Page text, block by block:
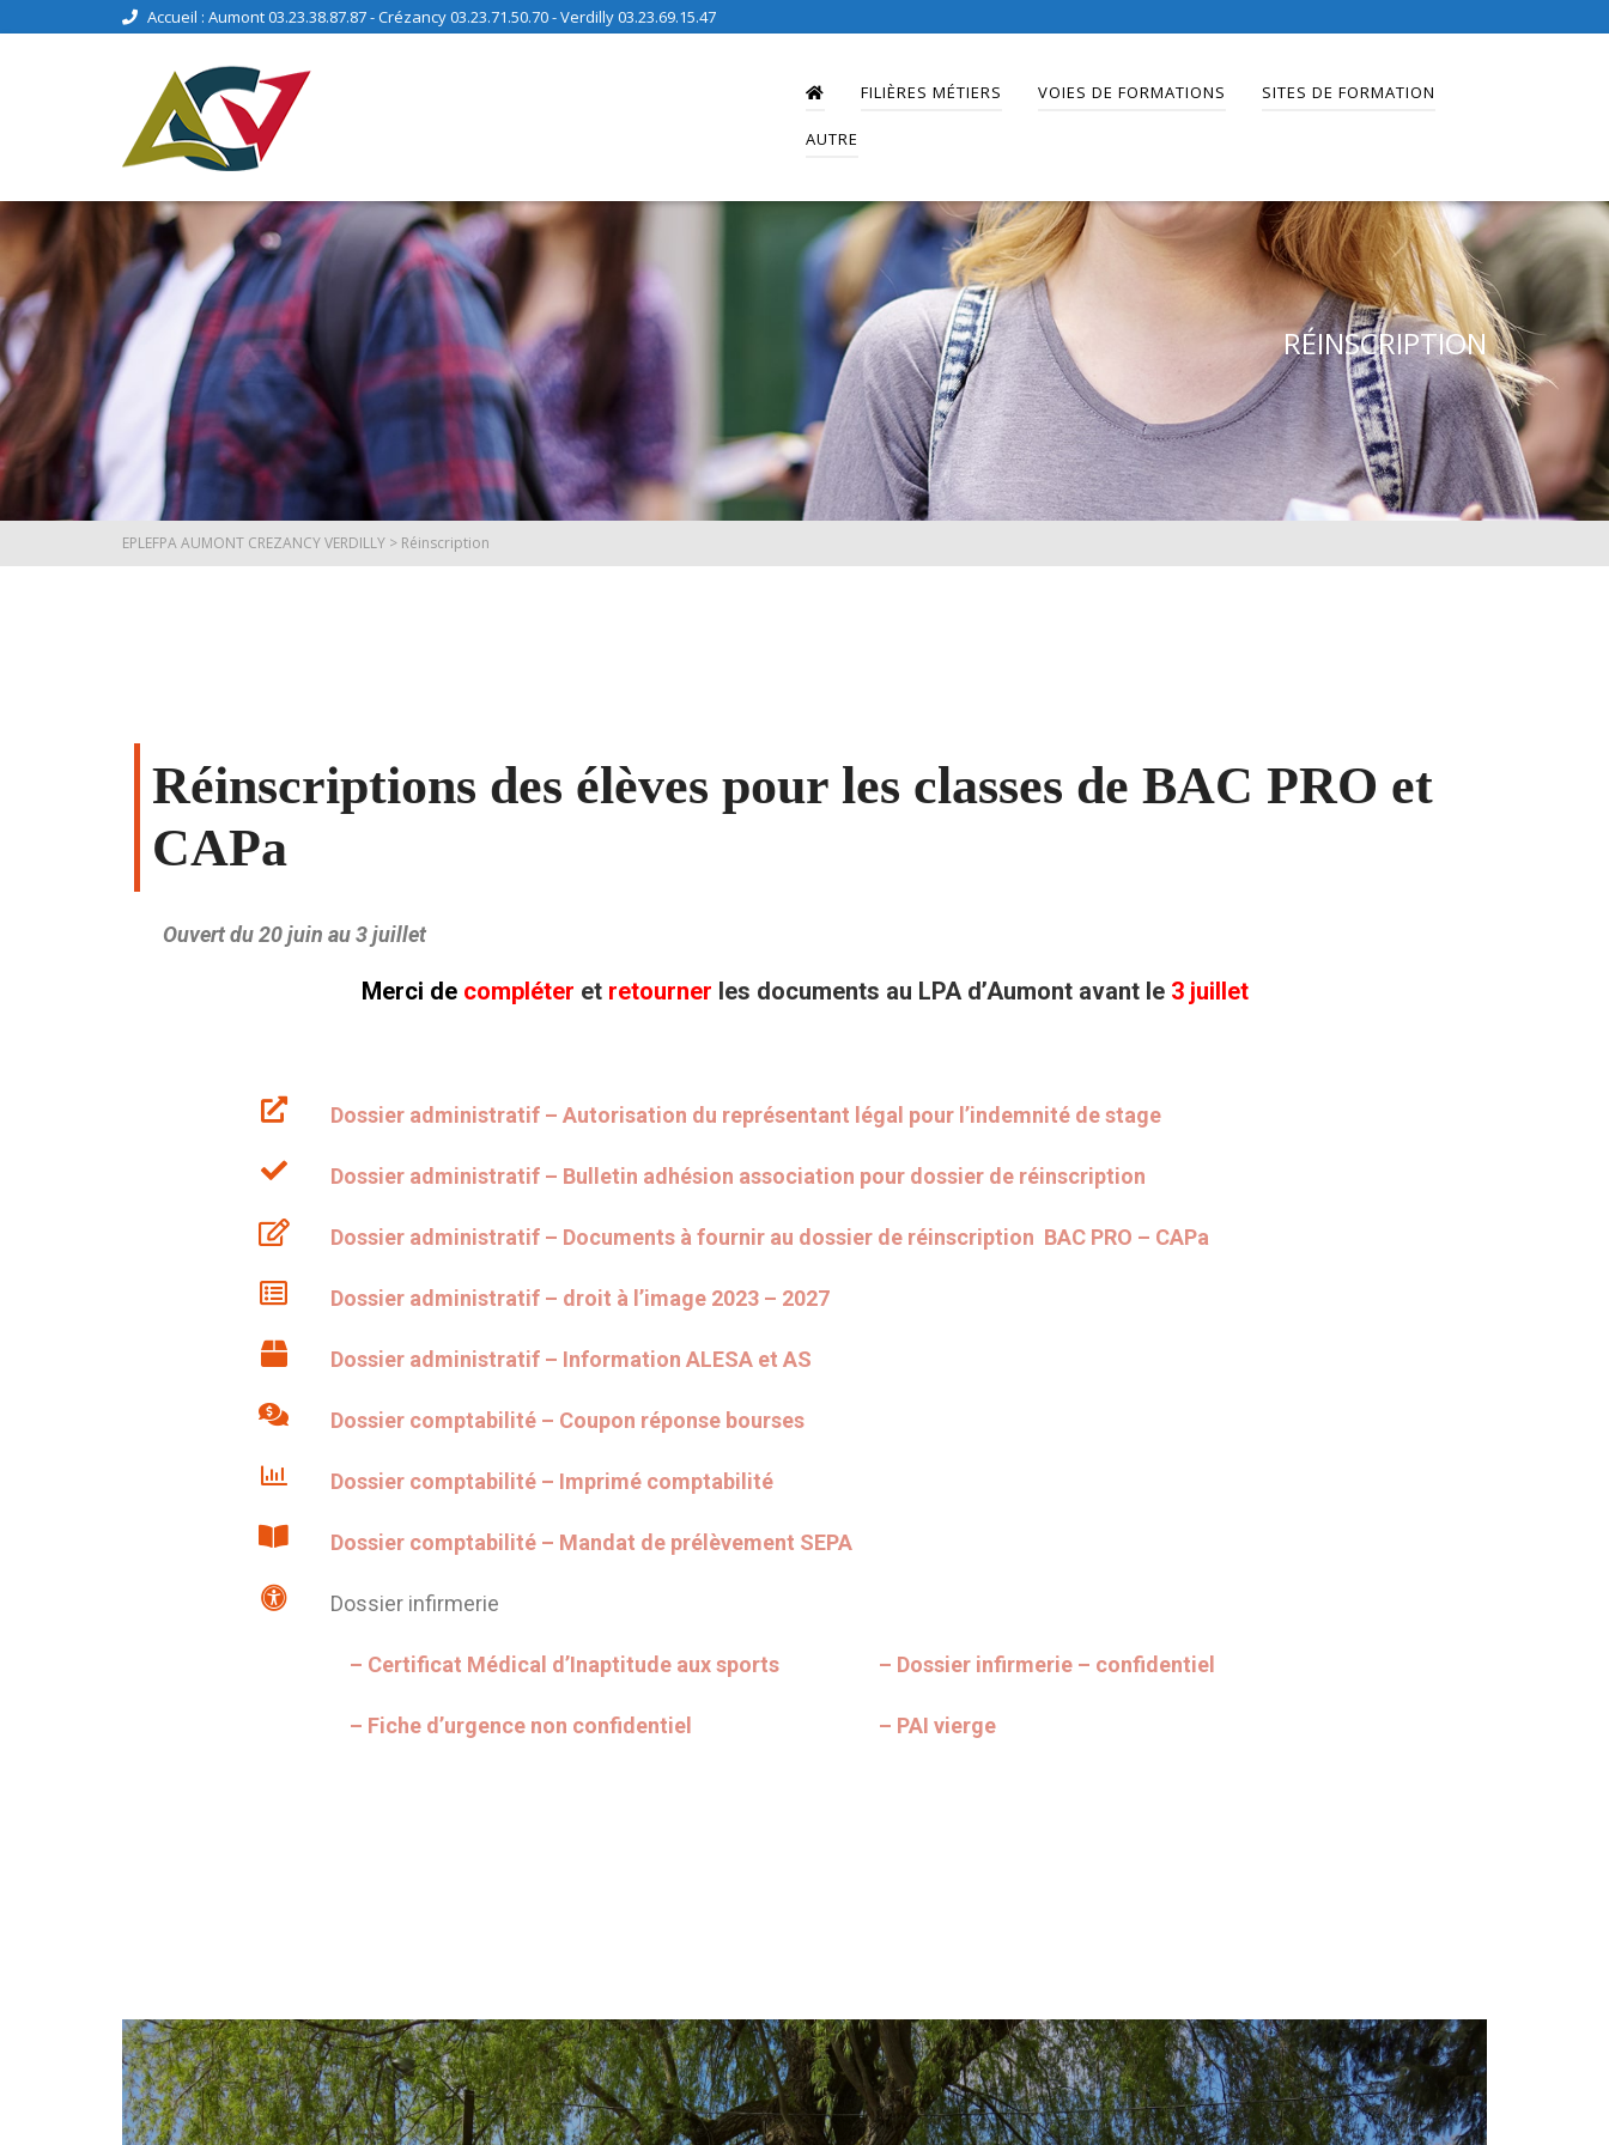
Accueil : Aumont 03.23.38.87.87 - Crézancy 03.23.71.50.70 - Verdilly 03.23.69.15.47
FILIÈRES MÉTIERS VOIES DE FORMATIONS SITES DE FORMATION
AUTRE
RÉINSCRIPTION
EPLEFPA AUMONT CREZANCY VERDILLY > Réinscription
Réinscriptions des élèves pour les classes de BAC PRO et
CAPa
Ouvert du 20 juin au 3 juillet
Merci de compléter et retourner les documents au LPA d’Aumont avant le 3 juillet
Dossier administratif – Autorisation du représentant légal pour l’indemnité de stage
Dossier administratif – Bulletin adhésion association pour dossier de réinscription
Dossier administratif – Documents à fournir au dossier de réinscription BAC PRO – CAPa
Dossier administratif – droit à l’image 2023 – 2027
Dossier administratif – Information ALESA et AS
Dossier comptabilité – Coupon réponse bourses
Dossier comptabilité – Imprimé comptabilité
Dossier comptabilité – Mandat de prélèvement SEPA
Dossier infirmerie
– Certificat Médical d’Inaptitude aux sports – Dossier infirmerie – confidentiel
– Fiche d’urgence non confidentiel – PAI vierge